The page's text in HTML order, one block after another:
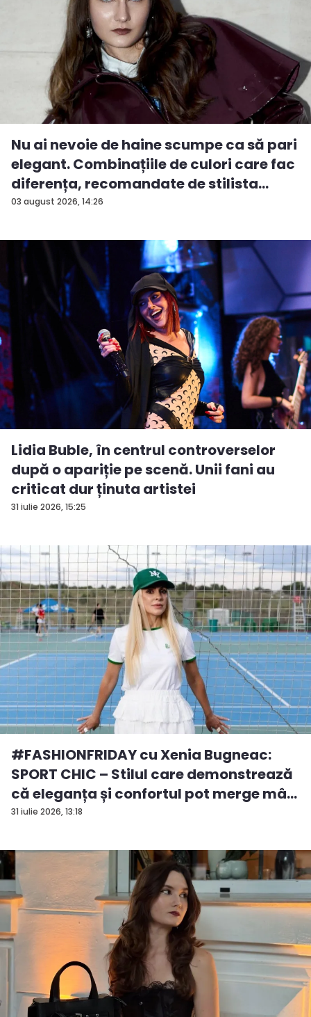
03 august 2026, 14:26
Nu ai nevoie de haine scumpe ca să pari
elegant. Combinațiile de culori care fac
diferența, recomandate de stilista
And...
31 iulie 2026, 15:25
Lidia Buble, în centrul controverselor
după o apariție pe scenă. Unii fani au
criticat dur ținuta artistei
31 iulie 2026, 13:18
#FASHIONFRIDAY cu Xenia Bugneac:
SPORT CHIC – Stilul care demonstrează
că eleganța și confortul pot merge mâ...